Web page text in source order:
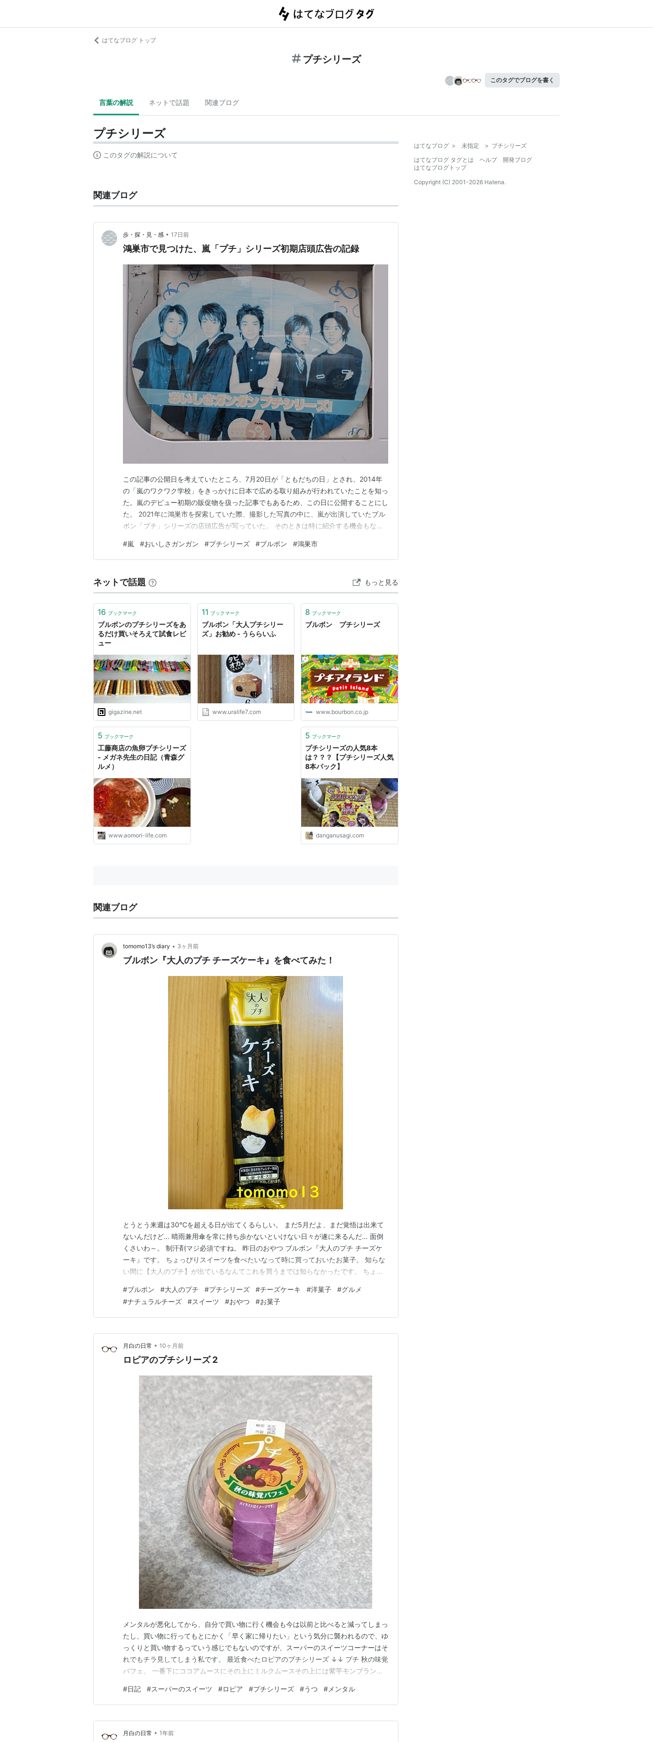
はてなブログ トップ
プチシリーズ
このタグでブログを書く
言葉の解説 ネットで話題 関連ブログ
プチシリーズ
このタグの解説について
関連ブログ
歩・探・見・感 • 17日前
鴻巣市で見つけた、嵐「プチ」シリーズ初期店頭広告の記録
この記事の公開日を考えていたところ、7月20日が「ともだちの日」とされ、2014年
の「嵐のワクワク学校」をきっかけに日本で広める取り組みが行われていたことを知っ
た。嵐のデビュー初期の販促物を扱った記事でもあるため、この日に公開することにし
た。 2021年に鴻巣市を探索していた際、撮影した写真の中に、嵐が出演していたブル
ボン「プチ」シリーズの店頭広告が写っていた。 そのときは特に紹介する機会もな
上前に制作されたと考えられる広告が2021年の街歩きの中で記録されていたことに気
付き、あらためて紹介することにした。初期の広…
#嵐 #おいしさガンガン #プチシリーズ #ブルボン #鴻巣市
ネットで話題 もっと見る
16 ブックマーク
ブルボンのプチシリーズをあ
るだけ買いそろえて試食レビ
ュー
gigazine.net
11 ブックマーク
ブルボン「大人プチシリー
ズ」お勧め - うららいふ
www.uralife7.com
8 ブックマーク
ブルボン プチシリーズ
www.bourbon.co.jp
5 ブックマーク
工藤商店の魚卵プチシリーズ
- メガネ先生の日記（青森グ
ルメ）
www.aomori-life.com
5 ブックマーク
プチシリーズの人気8本
は？？？【プチシリーズ人気
8本パック】
danganusagi.com
関連ブログ
tomomo13’s diary • 3ヶ月前
ブルボン『大人のプチ チーズケーキ』を食べてみた！
とうとう来週は30℃を超える日が出てくるらしい。 まだ5月だよ、まだ覚悟は出来て
ないんだけど… 晴雨兼用傘を常に持ち歩かないといけない日々が遂に来るんだ… 面倒
くさいわ～。 制汗剤マジ必須ですね。 昨日のおやつ ブルボン『大人のプチ チーズケ
ーキ』です。 ちょっぴりスイーツを食べたいなって時に買っておいたお菓子。 知らな
い間に【大人のプチ】が出ているなんてこれを買うまでは知らなかったです。 ちょっ
ーズをたっぷり使用し、発酵バターや全粉乳を配合することでコク深い味わいが楽しめ
ます。 少しリッチな大人のプチです。 税…
#ブルボン #大人のプチ #プチシリーズ #チーズケーキ #洋菓子 #グルメ
#ナチュラルチーズ #スイーツ #おやつ #お菓子
月白の日常 • 10ヶ月前
ロピアのプチシリーズ 2
メンタルが悪化してから、自分で買い物に行く機会も今は以前と比べると減ってしまっ
たし、買い物に行ってもとにかく「早く家に帰りたい」という気分に襲われるので、ゆ
っくりと買い物するっていう感じでもないのですが、スーパーのスイーツコーナーはそ
れでもチラ見してしまう私です。 最近食べたロピアのプチシリーズ ↓↓ プチ 秋の味覚
パフェ。 一番下にココアムースにその上にミルクムースその上には紫芋モンブランク
パフェ（公式より）。 正直買う時に、これにはあまり惹かれなかったんですけど「芋
かぁー…」と思った私は、何となく買ってしまったの…
#日記 #スーパーのスイーツ #ロピア #プチシリーズ #うつ # メンタル
月白の日常 • 1年前
はてなブログ > 未指定 > プチシリーズ
はてなブログ タグとは
ヘルプ
開発ブログ
はてなブログトップ
Copyright (C) 2001-2026 Hatena.